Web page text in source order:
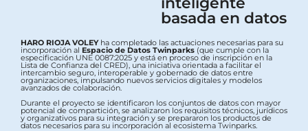
basada en datos
HARO RIOJA VOLEYha completado las actuaciones necesarias para su
incorporación al Espacio de Datos Twinparks (que cumple con la
especificación UNE 0087:2025 y está en proceso de inscripción en la
Lista de Confianza del CRED), una iniciativa orientada a facilitar el
intercambio seguro, interoperable y gobernado de datos entre
organizaciones, impulsando nuevos servicios digitales y modelos
avanzados de colaboración.
Durante el proyecto se identificaron los conjuntos de datos con mayor
potencial de compartición, se analizaron los requisitos técnicos, jurídicos
y organizativos para su integración y se prepararon los productos de
datos necesarios para su incorporación al ecosistema Twinparks.